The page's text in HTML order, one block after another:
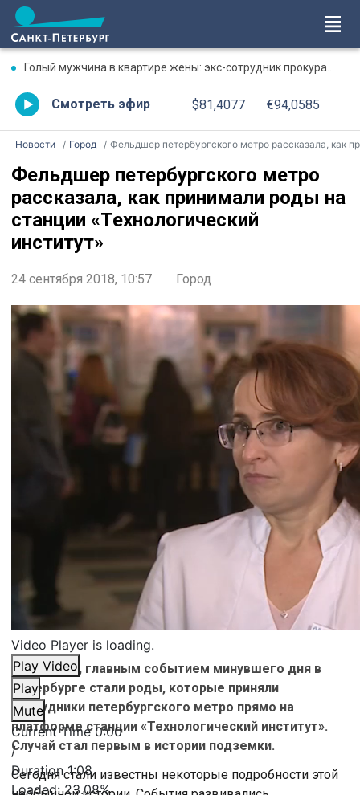
Голый мужчина в квартире жены: экс-сотрудник прокуратуры рассказал, почему совершил убийство
Смотреть эфир $81,4077 €94,0585
Новости Город Фельдшер петербургского метро рассказала, как принимали роды на станции «Технологический институт»
Фельдшер петербургского метро
рассказала, как принимали роды на
станции «Технологический
институт»
24 сентября 2018, 10:57 Город
Video Player is loading.
Play Video
Play
Mute
Current Time0:00
/
Duration1:08
Loaded:23.08%
Возможно, главным событием минувшего дня в
Петербурге стали роды, которые приняли
сотрудники петербургского метро прямо на
платформе станции «Технологический институт».
Случай стал первым в истории подземки.
Сегодня стали известны некоторые подробности этой